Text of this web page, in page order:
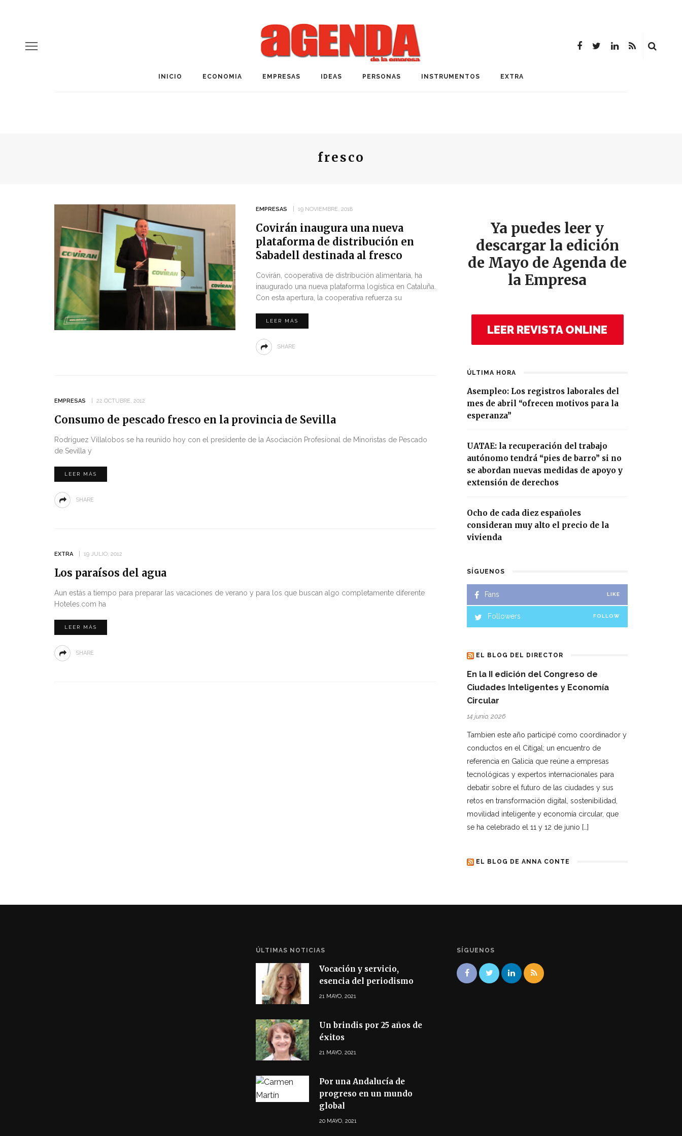
INICIO ECONOMIA EMPRESAS IDEAS PERSONAS INSTRUMENTOS EXTRA
fresco
EMPRESAS 19 NOVIEMBRE, 2018
Covirán inaugura una nueva
plataforma de distribución en
Sabadell destinada al fresco
Covirán, cooperativa de distribución alimentaria, ha
inaugurado una nueva plataforma logística en Cataluña.
Con esta apertura, la cooperativa refuerza su
LEER MÁS
SHARE
EMPRESAS 22 OCTUBRE, 2012
Consumo de pescado fresco en la provincia de Sevilla
Rodríguez Villalobos se ha reunido hoy con el presidente de la Asociación Profesional de Minoristas de Pescado
de Sevilla y
LEER MÁS
SHARE
EXTRA 19 JULIO, 2012
Los paraísos del agua
Aun estás a tiempo para preparar las vacaciones de verano y para los que buscan algo completamente diferente
Hoteles.com ha
LEER MÁS
SHARE
Ya puedes leer y
descargar la edición
de Mayo de Agenda de
la Empresa
LEER REVISTA ONLINE
ÚLTIMA HORA
Asempleo: Los registros laborales del
mes de abril “ofrecen motivos para la
esperanza”
UATAE: la recuperación del trabajo
autónomo tendrá “pies de barro” si no
se abordan nuevas medidas de apoyo y
extensión de derechos
Ocho de cada diez españoles
consideran muy alto el precio de la
vivienda
SÍGUENOS
Fans LIKE
Followers FOLLOW
EL BLOG DEL DIRECTOR
En la II edición del Congreso de
Ciudades Inteligentes y Economía
Circular
14 junio, 2026
Tambien este año participé como coordinador y
conductos en el Citigal; un encuentro de
referencia en Galicia que reúne a empresas
tecnológicas y expertos internacionales para
debatir sobre el futuro de las ciudades y sus
retos en transformación digital, sostenibilidad,
movilidad inteligente y economía circular, que
se ha celebrado el 11 y 12 de junio […]
EL BLOG DE ANNA CONTE
ÚLTIMAS NOTICIAS
Vocación y servicio,
esencia del periodismo
21 MAYO, 2021
Un brindis por 25 años de
éxitos
21 MAYO, 2021
Por una Andalucía de
progreso en un mundo
global
20 MAYO, 2021
SÍGUENOS